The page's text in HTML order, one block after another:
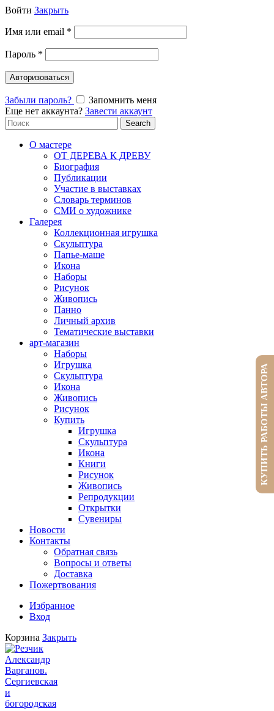
Войти Закрыть
Имя или email *
Пароль *
Авторизоваться
Забыли пароль?
Запомнить меня
Еще нет аккаунта? Завести аккаунт
Search
for:
Search
О мастере
ОТ ДЕРЕВА К ДРЕВУ
Биография
Публикации
Участие в выставках
Словарь терминов
СМИ о художнике
Галерея
Коллекционная игрушка
Скульптура
Папье-маше
Икона
Наборы
Рисунок
Живопись
Панно
Личный архив
Тематические выставки
арт-магазин
Наборы
Игрушка
Скульптура
Икона
Живопись
Рисунок
Купить
Игрушка
Скульптура
Икона
Книги
Рисунок
Живопись
Репродукции
Открытки
Сувениры
Новости
Контакты
Обратная связь
Вопросы и ответы
Доставка
Пожертвования
Избранное
Вход
Корзина Закрыть
КУПИТЬ РАБОТЫ АВТОРА